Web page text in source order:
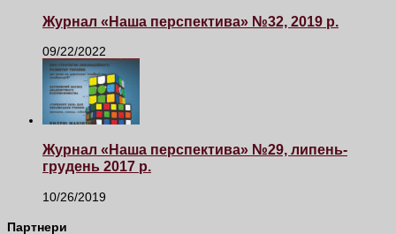
Журнал «Наша перспектива» №32, 2019 р.
09/22/2022
Журнал «Наша перспектива» №29, липень-
грудень 2017 р.
10/26/2019
Партнери